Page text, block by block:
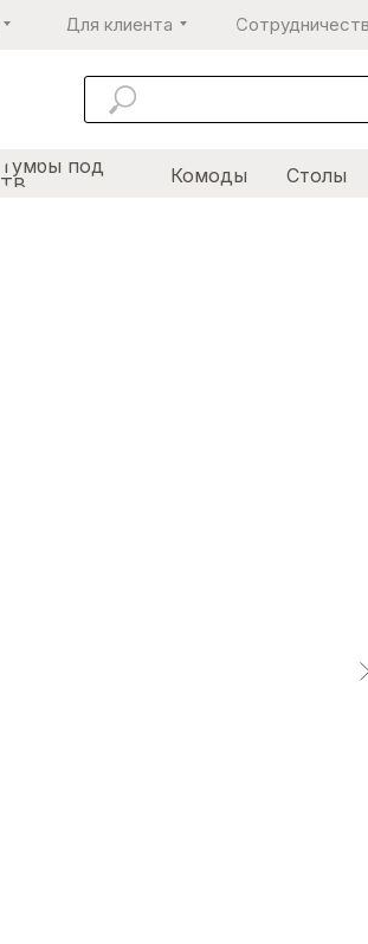
Для клиента
Тумбы под
ТВ
Комоды Столы